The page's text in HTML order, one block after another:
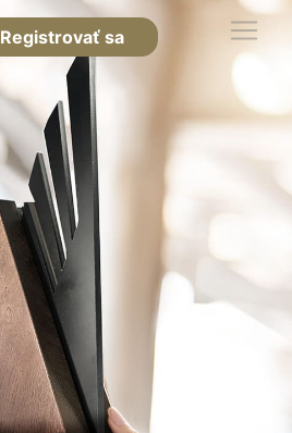
Registrovať sa